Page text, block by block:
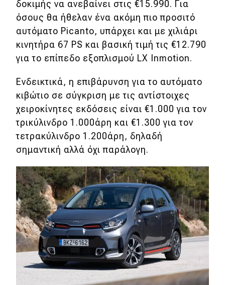
Συγκρίνουμε
Αγώνες
Formula 1
WRC
Motorsport
Eco
Νέα
Τεχνολογία
Mobility
Σταθμοί φόρτισης
Classic
δοκιμής να ανεβαίνει στις €15.990. Για
όσους θα ήθελαν ένα ακόμη πιο προσιτό
αυτόματο Picanto, υπάρχει και με χιλιάρι
κινητήρα 67 PS και βασική τιμή τις €12.790
για το επίπεδο εξοπλισμού LX Inmotion.
Ενδεικτικά, η επιβάρυνση για το αυτόματο
κιβώτιο σε σύγκριση με τις αντίστοιχες
χειροκίνητες εκδόσεις είναι €1.000 για τον
τρικύλινδρο 1.000άρη και €1.300 για τον
τετρακύλινδρο 1.200άρη, δηλαδή
σημαντική αλλά όχι παράλογη.